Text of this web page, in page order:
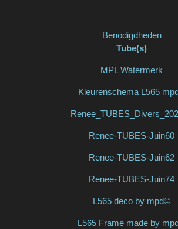
Benodigdheden
Tube(s)
MPL Watermerk
Kleurenschema L565
Renee-TUBES-Juin60
Renee-TUBES-Juin62
Renee-TUBES-Juin74
L565 deco by mpd©
L565 Frame made by